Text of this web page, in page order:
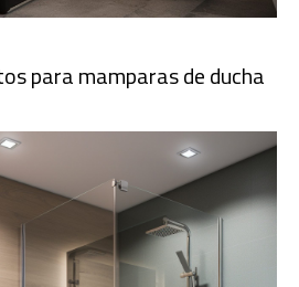
para mamparas de ducha